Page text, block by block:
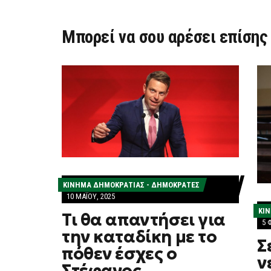
Μπορεί να σου αρέσει
ΚΊΝΗΜΑ ΔΗΜΟΚΡΑΤΊΑΣ - ΔΗΜΟΚΡΆΤΕΣ
10 ΜΑΪ́ΟΥ, 2025
Τι θα απαντήσει για
την καταδίκη με το
πόθεν έσχες o
5